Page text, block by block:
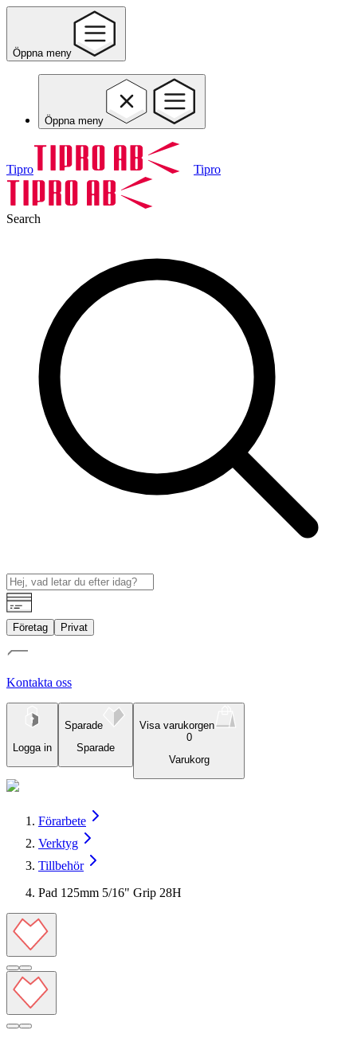
Öppna meny
Öppna meny
Tipro Tipro
Search
Företag Privat
Kontakta oss
Logga in
Sparade
Sparade
Visa varukorgen
0
Varukorg
Förarbete
Verktyg
Tillbehör
Pad 125mm 5/16" Grip 28H